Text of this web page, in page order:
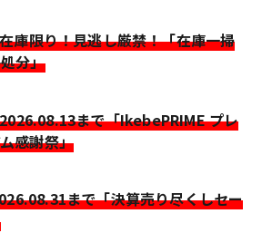
庫限り！見逃し厳禁！「在庫一掃
分」
まで「IkebePRIME プレ
感謝祭」
まで「決算売り尽くしセー